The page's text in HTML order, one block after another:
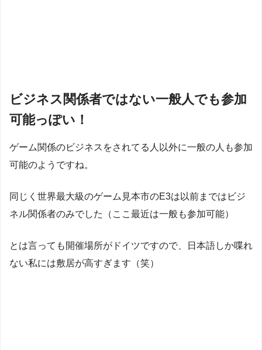
ビジネス関係者ではない一般人でも参加
可能っぽい！
ゲーム関係のビジネスをされてる人以外に一般の人も参加
可能のようですね。
同じく世界最大級のゲーム見本市のE3は以前まではビジ
ネル関係者のみでした（ここ最近は一般も参加可能）
とは言っても開催場所がドイツですので、日本語しか喋れ
ない私には敷居が高すぎます（笑）